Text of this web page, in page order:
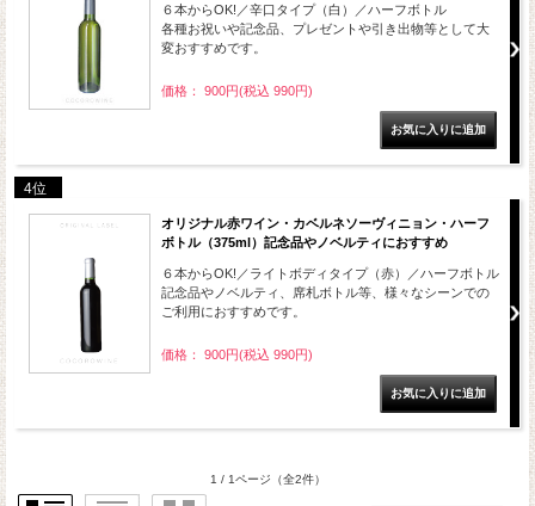
６本からOK!／辛口タイプ（白）／ハーフボトル
各種お祝いや記念品、プレゼントや引き出物等として大
変おすすめです。
価格： 900円(税込 990円)
4位
オリジナル赤ワイン・カベルネソーヴィニョン・ハーフ
ボトル（375ml）記念品やノベルティにおすすめ
６本からOK!／ライトボディタイプ（赤）／ハーフボトル
記念品やノベルティ、席札ボトル等、様々なシーンでの
ご利用におすすめです。
価格： 900円(税込 990円)
1 / 1ページ （全2件）